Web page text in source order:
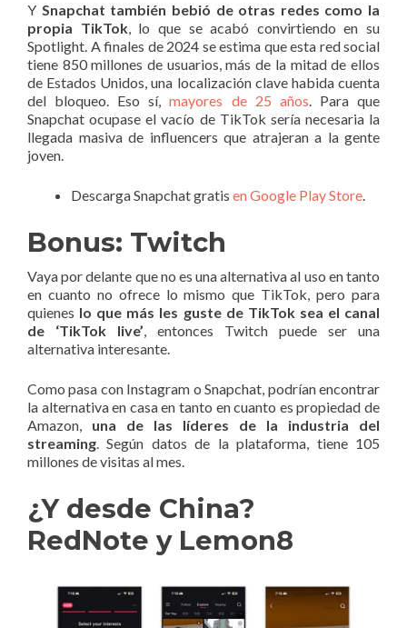
Y Snapchat también bebió de otras redes como la
propia TikTok, lo que se acabó convirtiendo en su
Spotlight. A finales de 2024 se estima que esta red social
tiene 850 millones de usuarios, más de la mitad de ellos
de Estados Unidos, una localización clave habida cuenta
del bloqueo. Eso sí,mayores de 25 años. Para que
Snapchat ocupase el vacío de TikTok sería necesaria la
llegada masiva de influencers que atrajeran a la gente
joven.
Descarga Snapchat gratis en Google Play Store.
Bonus: Twitch
Vaya por delante que no es una alternativa al uso en tanto
en cuanto no ofrece lo mismo que TikTok, pero para
quienes lo que más les guste de TikTok sea el canal
de ‘TikTok live’, entonces Twitch puede ser una
alternativa interesante.
Como pasa con Instagram o Snapchat, podrían encontrar
la alternativa en casa en tanto en cuanto es propiedad de
Amazon, una de las líderes de la industria del
streaming. Según datos de la plataforma, tiene 105
millones de visitas al mes.
¿Y desde China?
RedNote y Lemon8